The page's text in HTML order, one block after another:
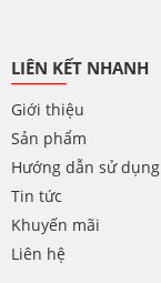
LIÊN KẾT NHANH
Giới thiệu
Sản phẩm
Hướng dẫn sử dụng
Tin tức
Khuyến mãi
Liên hệ